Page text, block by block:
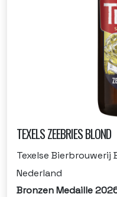
TEXELS ZEEBRIES BLOND
Texelse Bierbrouwerij
Nederland
Bronzen Medaille